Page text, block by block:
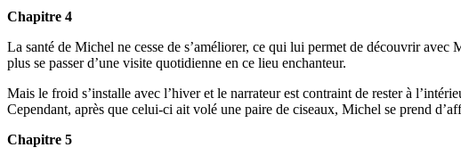
Chapitre 4
La santé de Michel ne cesse de s’améliorer, ce qui lui permet de découvrir
plus se passer d’une visite quotidienne en ce lieu enchanteur.
Mais le froid s’installe avec l’hiver et le narrateur est contraint de rester à
Cependant, après que celui-ci ait volé une paire de ciseaux, Michel se prend
Chapitre 5